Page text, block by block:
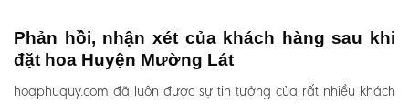
Phản hồi, nhận xét của khách hàng sau khi
đặt hoa Huyện Mường Lát
hoaphuquy.com đã luôn được sự tin tưởng của rất nhiều khách